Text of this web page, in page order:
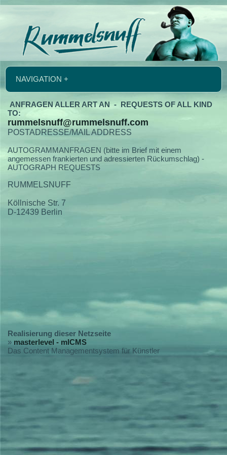
NAVIGATION +
ANFRAGEN ALLER ART AN - REQUESTS OF ALL KIND
TO:
rummelsnuff@rummelsnuff.com
POSTADRESSE/MAIL ADDRESS
AUTOGRAMMANFRAGEN (bitte im Brief mit einem
angemessen frankierten und adressierten Rückumschlag) -
AUTOGRAPH REQUESTS
RUMMELSNUFF
Köllnische Str. 7
D-12439 Berlin
Realisierung dieser Netzseite
» masterlevel - mlCMS
Das Content Managementsystem für Künstler